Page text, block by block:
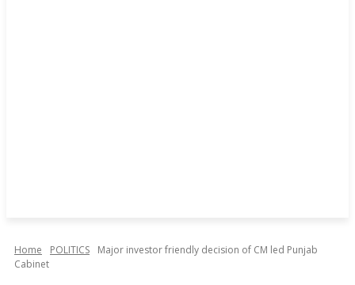
Home POLITICS
Major investor friendly decision of CM led Punjab
Cabinet